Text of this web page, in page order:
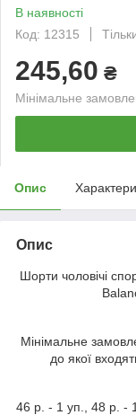
В наявності
Код: 12315
245,60 ₴
Мінімальне
Опис
Опис
Шорти чоловічі
Мінімальне
до якої
46 р. - 1 уп., 48 р. -